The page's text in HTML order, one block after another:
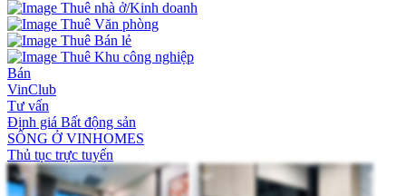
Thuê nhà ở/Kinh doanh
Thuê Văn phòng
Thuê Bán lẻ
Thuê Khu công nghiệp
Bán
VinClub
Tư vấn
Định giá Bất động sản
SỐNG Ở VINHOMES
Thủ tục trực tuyến